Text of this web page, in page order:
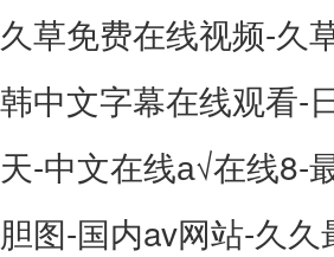
久草免费在线视频-久
韩中文字幕在线观看-
天-中文在线а√在线8-
胆图-国内av网站-久